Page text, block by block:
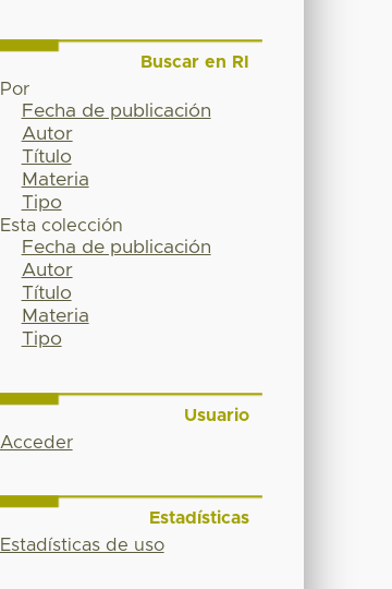
Buscar en RI
Por
Fecha de publicación
Autor
Título
Materia
Tipo
Esta colección
Fecha de publicación
Autor
Título
Materia
Tipo
Usuario
Acceder
Estadísticas
Estadísticas de uso